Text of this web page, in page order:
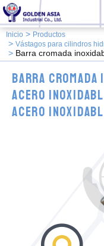
Inicio
Productos
Vástagos para cilindros
Barra cromada
barra cromada
acero
acero